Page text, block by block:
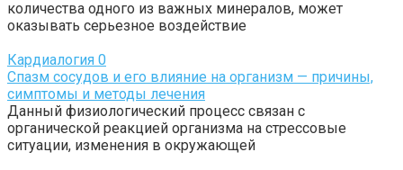
количества одного из важных минералов, может
оказывать серьезное воздействие
Кардиалогия 0
Спазм сосудов и его влияние на организм — причины,
симптомы и методы лечения
Данный физиологический процесс связан с
органической реакцией организма на стрессовые
ситуации, изменения в окружающей